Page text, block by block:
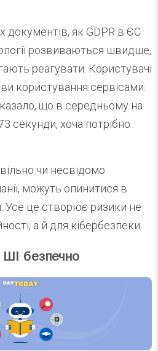
документів, як GDPR в ЄС
розвиваються швидше,
реагувати. Користувачі
користування сервісами:
що в середньому на
секунди, хоча потрібно
чи несвідомо
можуть опинитися в
Усе це створює ризики не
а й для кібербезпеки.
ШІ безпечно